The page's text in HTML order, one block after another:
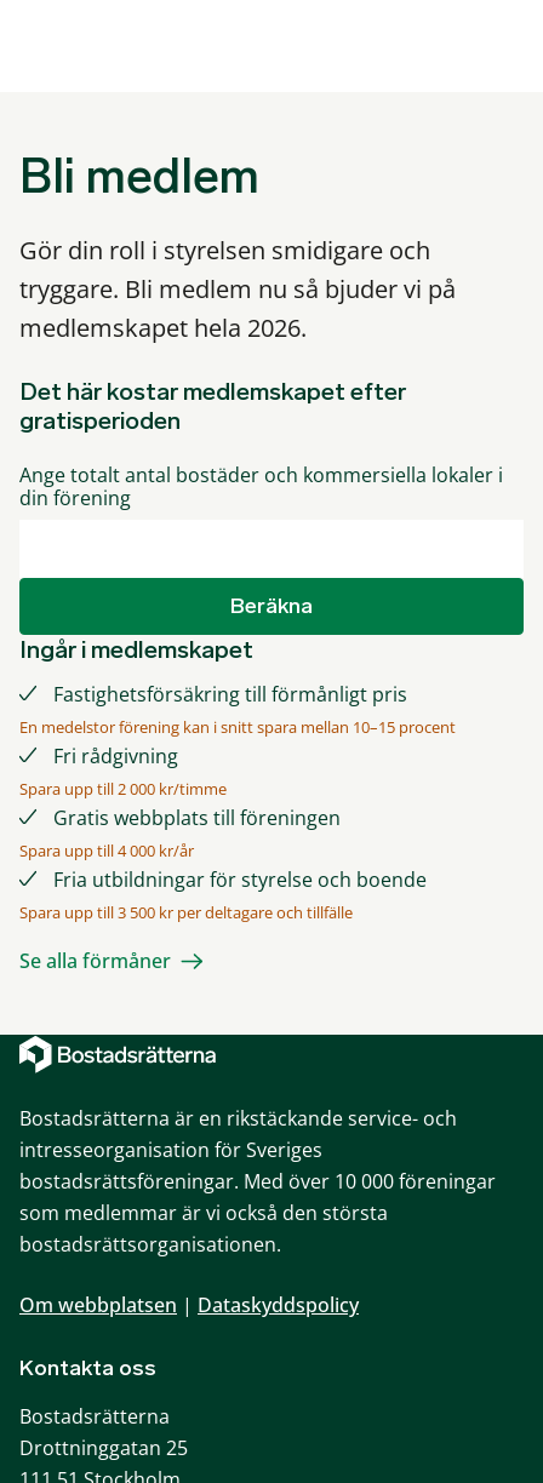
Bli medlem
Gör din roll i styrelsen smidigare och
tryggare. Bli medlem nu så bjuder vi på
medlemskapet hela 2026.
Det här kostar medlemskapet efter
gratisperioden
Ange totalt antal bostäder och kommersiella lokaler i
din förening
Beräkna
Ingår i medlemskapet
Fastighetsförsäkring till förmånligt pris
En medelstor förening kan i snitt spara mellan 10–15 procent
Fri rådgivning
Spara upp till 2 000 kr/timme
Gratis webbplats till föreningen
Spara upp till 4 000 kr/år
Fria utbildningar för styrelse och boende
Spara upp till 3 500 kr per deltagare och tillfälle
Se alla förmåner
Bostadsrätterna är en rikstäckande service- och
intresseorganisation för Sveriges
bostadsrättsföreningar. Med över 10 000 föreningar
som medlemmar är vi också den största
bostadsrättsorganisationen.
Om webbplatsen | Dataskyddspolicy
Kontakta oss
Bostadsrätterna
Drottninggatan 25